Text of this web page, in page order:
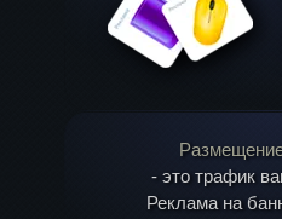
- это трафик
Реклама на